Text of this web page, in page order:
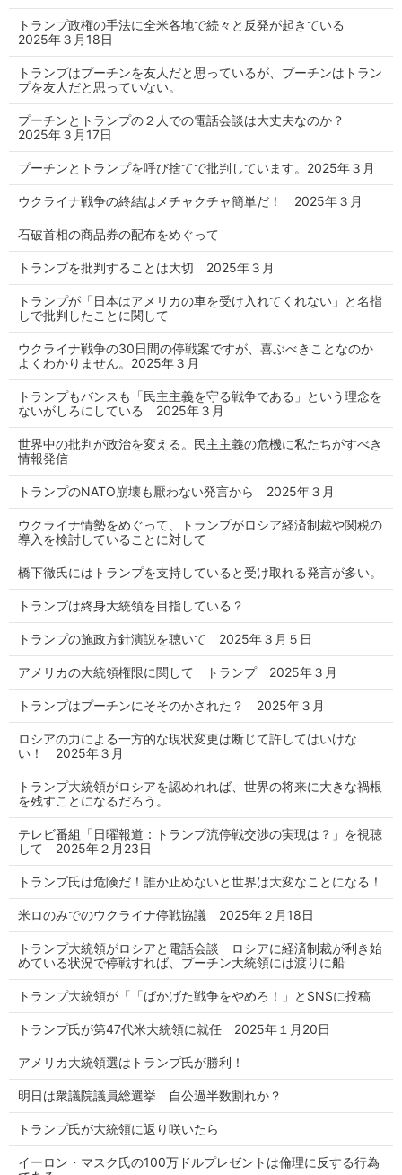
トランプ政権の手法に全米各地で続々と反発が起きている
2025年３月18日
トランプはプーチンを友人だと思っているが、プーチンはトラン
プを友人だと思っていない。
プーチンとトランプの２人での電話会談は大丈夫なのか？
2025年３月17日
プーチンとトランプを呼び捨てで批判しています。2025年３月
ウクライナ戦争の終結はメチャクチャ簡単だ！ 2025年３月
石破首相の商品券の配布をめぐって
トランプを批判することは大切 2025年３月
トランプが「日本はアメリカの車を受け入れてくれない」と名指
しで批判したことに関して
ウクライナ戦争の30日間の停戦案ですが、喜ぶべきことなのか
よくわかりません。2025年３月
トランプもバンスも「民主主義を守る戦争である」という理念を
ないがしろにしている 2025年３月
世界中の批判が政治を変える。民主主義の危機に私たちがすべき
情報発信
トランプのNATO崩壊も厭わない発言から 2025年３月
ウクライナ情勢をめぐって、トランプがロシア経済制裁や関税の
導入を検討していることに対して
橋下徹氏にはトランプを支持していると受け取れる発言が多い。
トランプは終身大統領を目指している？
トランプの施政方針演説を聴いて 2025年３月５日
アメリカの大統領権限に関して トランプ 2025年３月
トランプはプーチンにそそのかされた？ 2025年３月
ロシアの力による一方的な現状変更は断じて許してはいけな
い！ 2025年３月
トランプ大統領がロシアを認めれれば、世界の将来に大きな禍根
を残すことになるだろう。
テレビ番組「日曜報道：トランプ流停戦交渉の実現は？」を視聴
して 2025年２月23日
トランプ氏は危険だ！誰か止めないと世界は大変なことになる！
米ロのみでのウクライナ停戦協議 2025年２月18日
トランプ大統領がロシアと電話会談 ロシアに経済制裁が利き始
めている状況で停戦すれば、プーチン大統領には渡りに船
トランプ大統領が「「ばかげた戦争をやめろ！」とSNSに投稿
トランプ氏が第47代米大統領に就任 2025年１月20日
アメリカ大統領選はトランプ氏が勝利！
明日は衆議院議員総選挙 自公過半数割れか？
トランプ氏が大統領に返り咲いたら
イーロン・マスク氏の100万ドルプレゼントは倫理に反する行為